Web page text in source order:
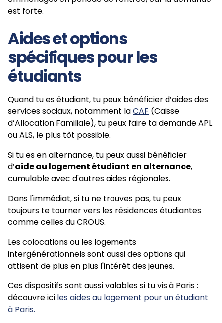
est forte.
Aides et options
spécifiques pour les
étudiants
Quand tu es étudiant, tu peux bénéficier d’aides des
services sociaux, notamment laCAF (Caisse
d’Allocation Familiale), tu peux faire ta demande APL
ou ALS, le plus tôt possible.
Si tu es en alternance, tu peux aussi bénéficier
d’aide au logement étudiant en alternance,
cumulable avec d'autres aides régionales.
Dans l'immédiat, si tu ne trouves pas, tu peux
toujours te tourner vers les résidences étudiantes
comme celles du CROUS.
Les colocations ou les logements
intergénérationnels sont aussi des options qui
attisent de plus en plus l'intérêt des jeunes.
Ces dispositifs sont aussi valables si tu vis à Paris :
découvre ici les aides au logement pour un étudiant
à Paris.